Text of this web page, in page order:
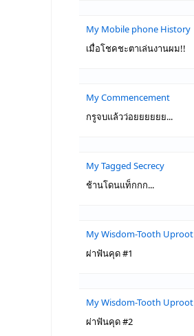
My Mobile phone History
เมื่อโชคชะตาเล่นงานผม!!
My Commencement
กรูจบแล้วว่อยยยยยย...
My Tagged Secrecy
ช้านโดนแท็กกก...
My Wisdom-Tooth Uproot
ผ่าฟันคุด #1
My Wisdom-Tooth Uproot
ผ่าฟันคุด #2